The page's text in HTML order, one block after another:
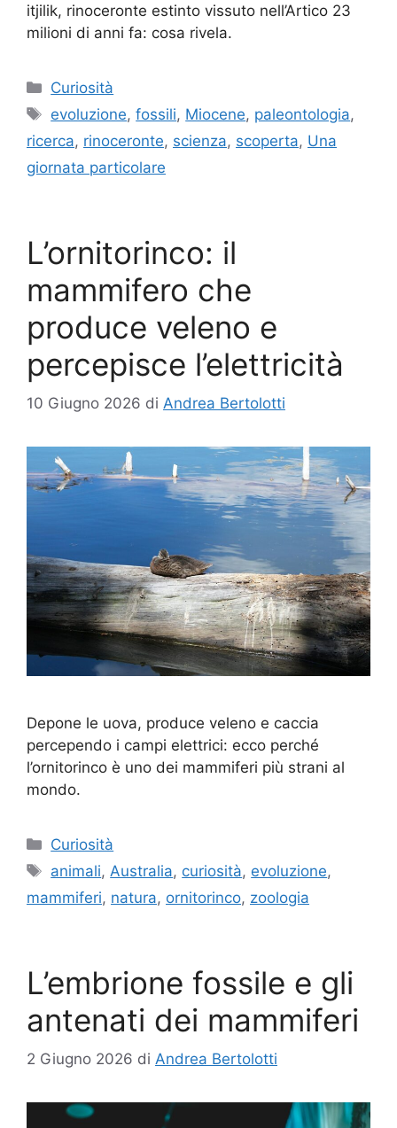
itjilik, rinoceronte estinto vissuto nell’Artico 23
milioni di anni fa: cosa rivela.
Categorie
Curiosità
Tag
evoluzione,fossili, Miocene, paleontologia,
ricerca, rinoceronte, scienza, scoperta, Una
giornata particolare
L’ornitorinco: il
mammifero che
produce veleno e
percepisce l’elettricità
10 Giugno 2026 di Andrea Bertolotti
Depone le uova, produce veleno e caccia
percependo i campi elettrici: ecco perché
l’ornitorinco è uno dei mammiferi più strani al
mondo.
Categorie
Curiosità
Tag
animali, Australia, curiosità, evoluzione,
mammiferi, natura, ornitorinco, zoologia
L’embrione fossile e gli
antenati dei mammiferi
2 Giugno 2026 di Andrea Bertolotti